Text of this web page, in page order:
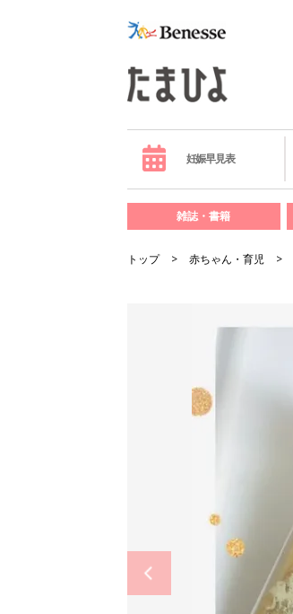
妊娠早見表
雑誌・書籍
トップ 赤ちゃん・育児